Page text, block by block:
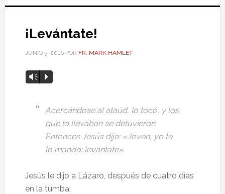
¡Levántate!
JUNIO 5, 2016POR FR. MARK HAMLET
Reproductor
Vm P
Acercándose al ataúd, lo tocó, y los
que lo llevaban se detuvieron.
Entonces Jesús dijo: «Joven, yo te
lo mando: levántate».
Jesús le dijo a Lázaro, después de cuatro días
en la tumba,